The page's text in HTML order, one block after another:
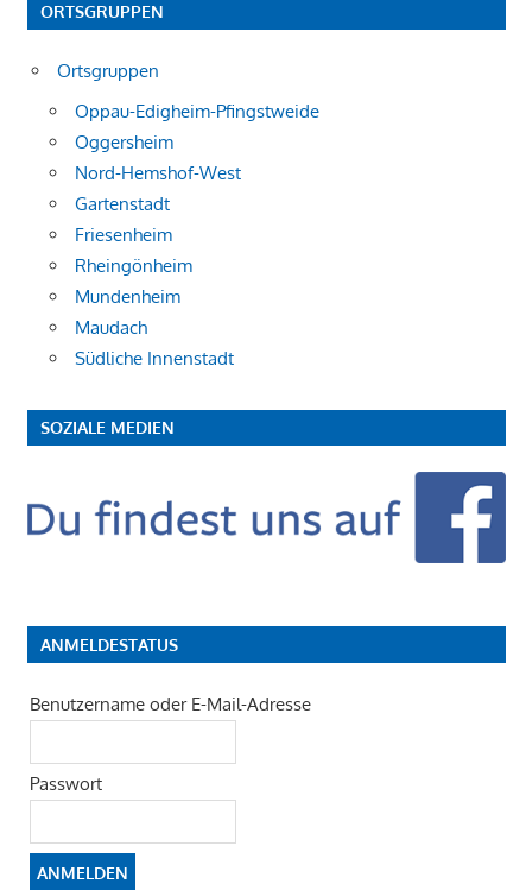
ORTSGRUPPEN
Ortsgruppen
Oppau-Edigheim-Pfingstweide
Oggersheim
Nord-Hemshof-West
Gartenstadt
Friesenheim
Rheingönheim
Mundenheim
Maudach
Südliche Innenstadt
SOZIALE MEDIEN
ANMELDESTATUS
Benutzername oder E-Mail-Adresse
Passwort